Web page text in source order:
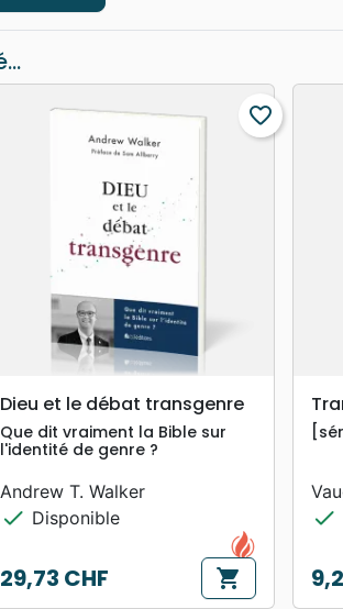
searchAPERÇU RAPIDE
favorite_border
Dieu et le débat transgenre
Que dit vraiment la Bible sur
l'identité de genre ?
Andrew T. Walker
check Disponible
Prix
29,73 CHF shopping_cart
check
Prix